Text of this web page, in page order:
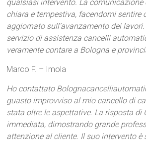
qualsiasi intervento. La comunicazione
chiara e tempestiva, facendomi sentire
aggiornato sull’avanzamento dei
servizio di assistenza cancelli
veramente contare a Bologna e
Marco F. – Imola
Ho contattato
guasto improvviso al mio cancello di
stata oltre le aspettative. La risposta di
immediata, dimostrando grande
attenzione al cliente. Il suo intervento è